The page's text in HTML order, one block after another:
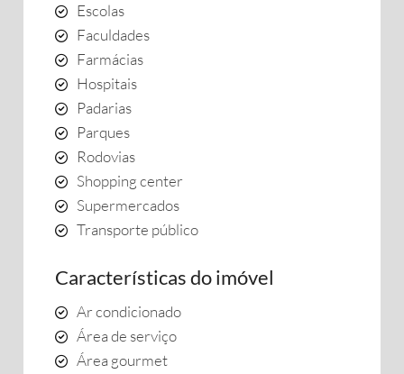
Escolas
Faculdades
Farmácias
Hospitais
Padarias
Parques
Rodovias
Shopping center
Supermercados
Transporte público
Características do imóvel
Ar condicionado
Área de serviço
Área gourmet